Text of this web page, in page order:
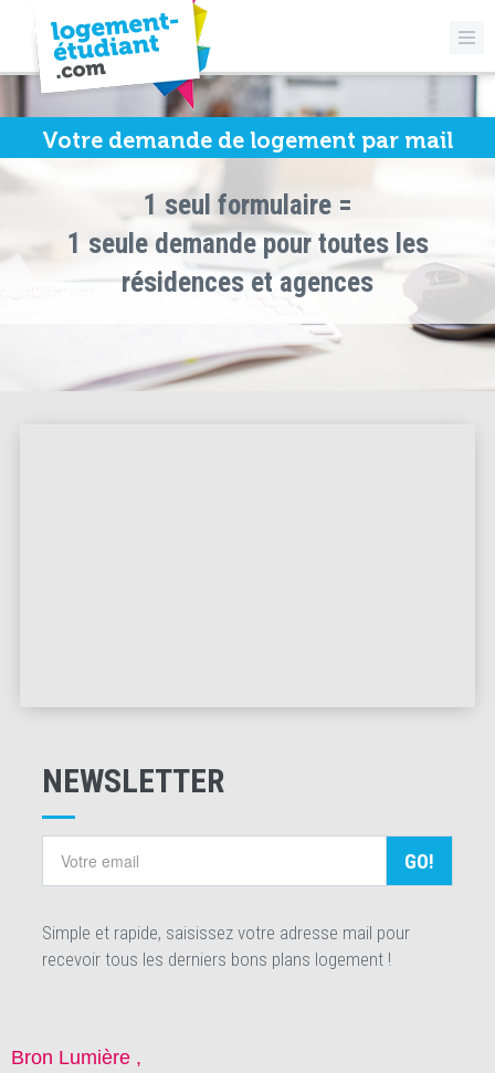
Votre demande de logement par mail
1 seul formulaire =
1 seule demande pour toutes les
résidences et agences
NEWSLETTER
GO!
Simple et rapide, saisissez votre adresse mail pour
recevoir tous les derniers bons plans logement !
Bron Lumière ,